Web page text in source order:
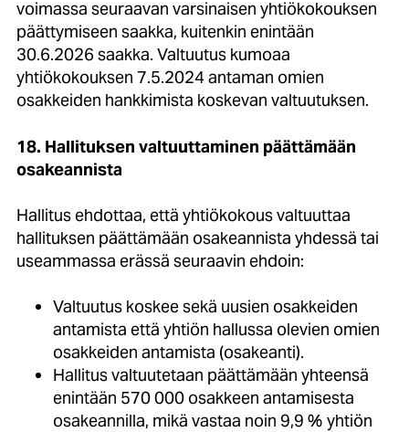
voimassa seuraavan varsinaisen yhtiökokouksen
päättymiseen saakka, kuitenkin enintään
30.6.2026 saakka. Valtuutus kumoaa
yhtiökokouksen 7.5.2024 antaman omien
osakkeiden hankkimista koskevan valtuutuksen.
18. Hallituksen valtuuttaminen päättämään
osakeannista
Hallitus ehdottaa, että yhtiökokous valtuuttaa
hallituksen päättämään osakeannista yhdessä tai
useammassa erässä seuraavin ehdoin:
Valtuutus koskee sekä uusien osakkeiden
antamista että yhtiön hallussa olevien omien
osakkeiden antamista (osakeanti).
Hallitus valtuutetaan päättämään yhteensä
enintään 570 000 osakkeen antamisesta
osakeannilla, mikä vastaa noin 9,9 % yhtiön